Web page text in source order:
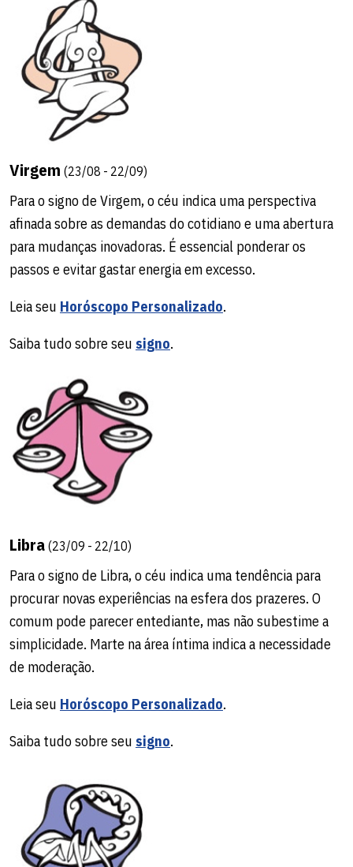
Virgem (23/08 - 22/09)
Para o signo de Virgem, o céu indica uma perspectiva
afinada sobre as demandas do cotidiano e uma abertura
para mudanças inovadoras. É essencial ponderar os
passos e evitar gastar energia em excesso.
Leia seu Horóscopo Personalizado.
Saiba tudo sobre seu signo.
Libra (23/09 - 22/10)
Para o signo de Libra, o céu indica uma tendência para
procurar novas experiências na esfera dos prazeres. O
comum pode parecer entediante, mas não subestime a
simplicidade. Marte na área íntima indica a necessidade
de moderação.
Leia seu Horóscopo Personalizado.
Saiba tudo sobre seu signo.